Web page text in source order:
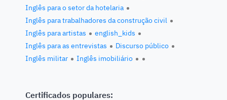
Inglês para o setor da hotelaria
Inglês para trabalhadores da construção civil
Inglês para artistas
english_kids
Inglês para as entrevistas
Discurso público
Inglês militar
Inglês imobiliário
Certificados populares: